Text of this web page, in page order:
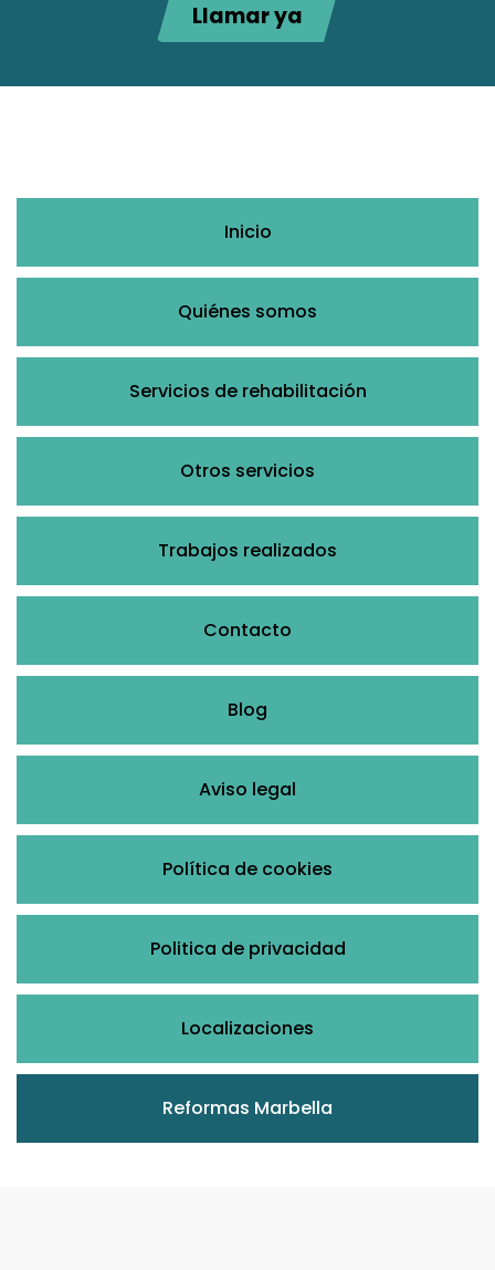
Llamar ya
Inicio
Quiénes somos
Servicios de rehabilitación
Otros servicios
Trabajos realizados
Contacto
Blog
Aviso legal
Política de cookies
Politica de privacidad
Localizaciones
Reformas Marbella